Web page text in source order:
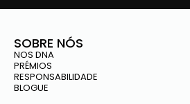
SOBRE NÓS
NOS DNA
PRÉMIOS
RESPONSABILIDADE
BLOGUE